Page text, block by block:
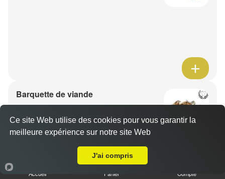
Barquette de viande
7.50 €
1 viande au choix
Accueil Panier Compte
Ce site Web utilise des cookies pour vous garantir la
meilleure expérience sur notre site Web
J'ai compris